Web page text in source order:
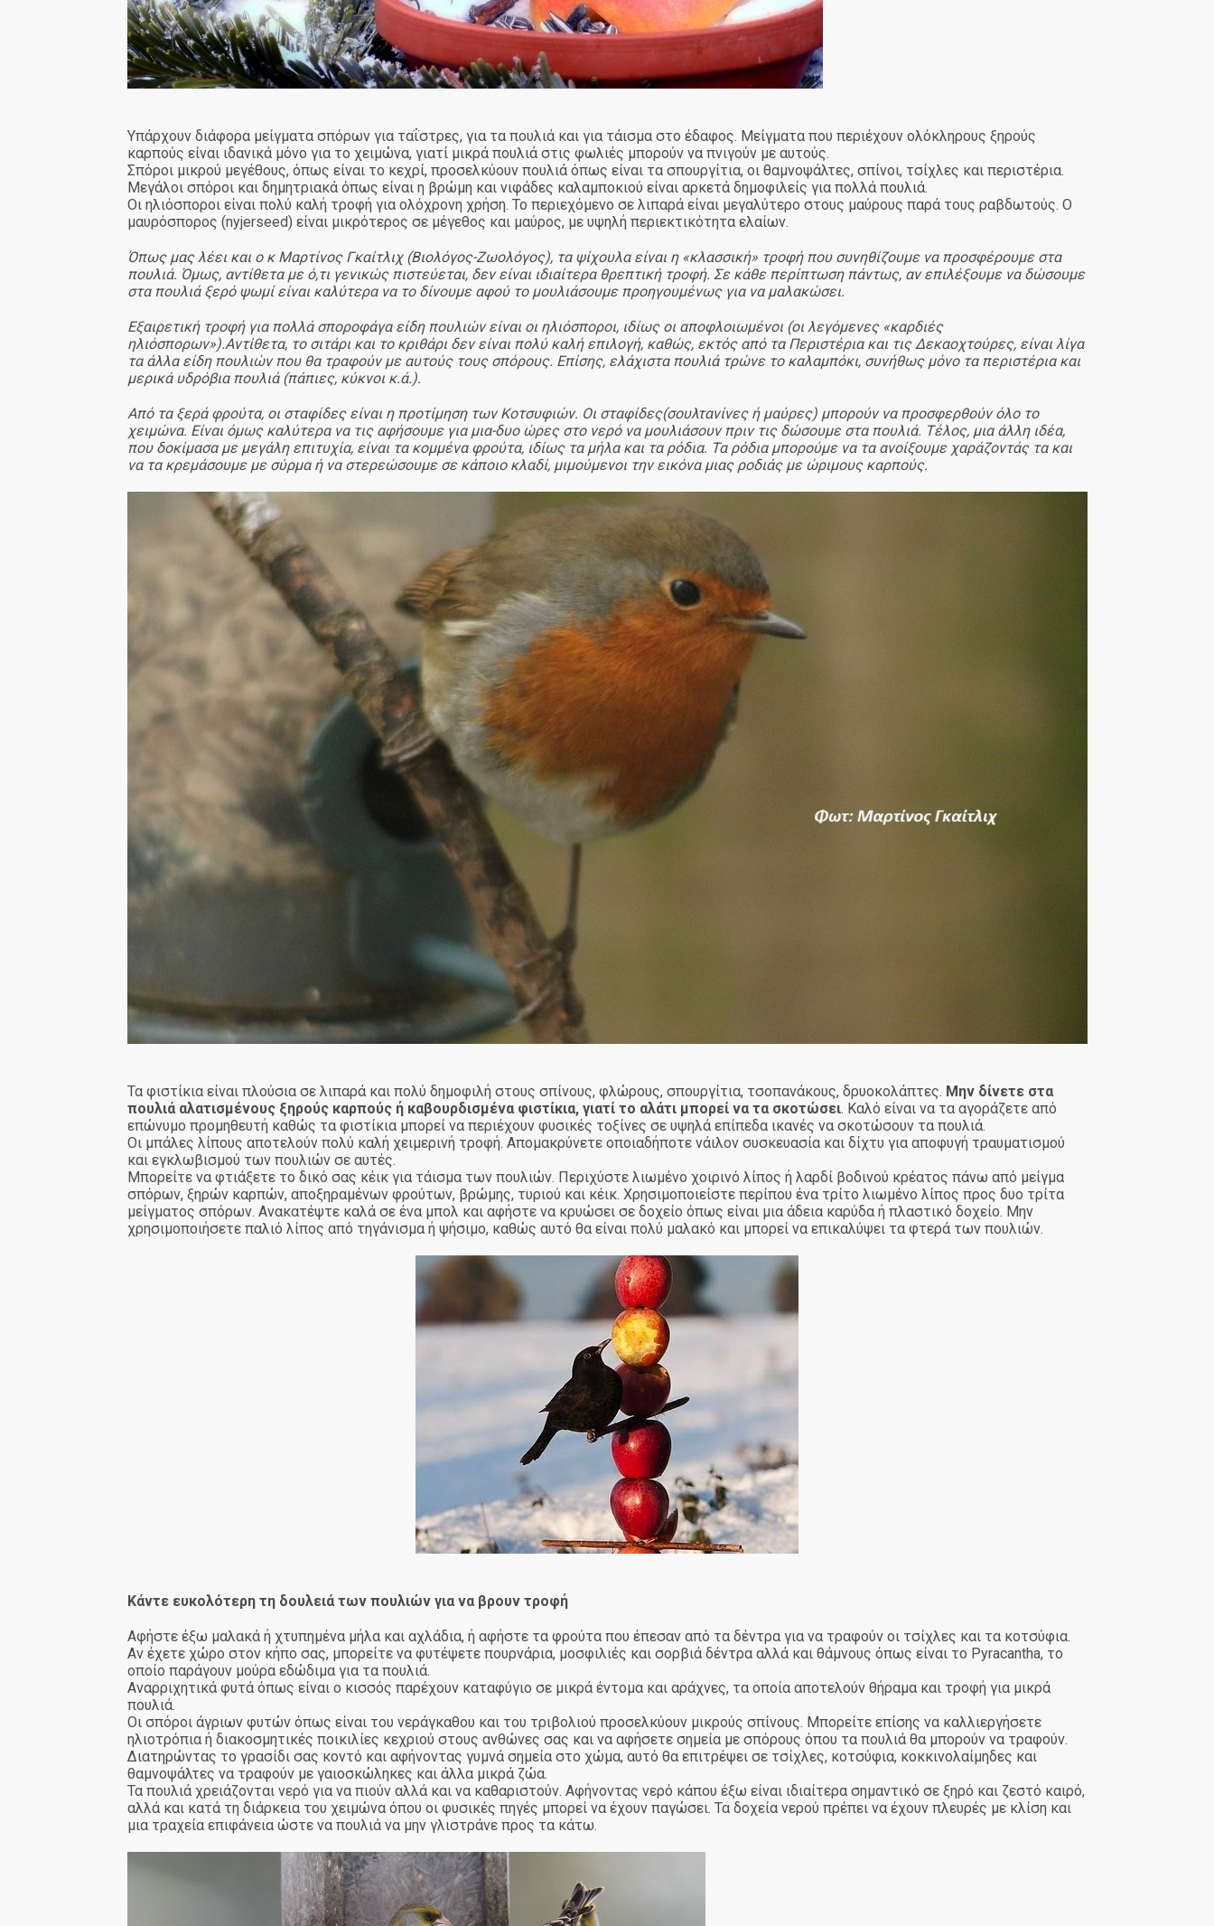
Υπάρχουν διάφορα μείγματα σπόρων για ταΐστρες, για τα πουλιά και για τάισμα στο έδαφος. Μείγματα που περιέχουν ολόκληρους ξηρούς
καρπούς είναι ιδανικά μόνο για το χειμώνα, γιατί μικρά πουλιά στις φωλιές μπορούν να πνιγούν με αυτούς.
Σπόροι μικρού μεγέθους, όπως είναι το κεχρί, προσελκύουν πουλιά όπως είναι τα σπουργίτια, οι θαμνοψάλτες, σπίνοι, τσίχλες και περιστέρια.
Μεγάλοι σπόροι και δημητριακά όπως είναι η βρώμη και νιφάδες καλαμποκιού είναι αρκετά δημοφιλείς για πολλά πουλιά.
Οι ηλιόσποροι είναι πολύ καλή τροφή για ολόχρονη χρήση. Το περιεχόμενο σε λιπαρά είναι μεγαλύτερο στους μαύρους παρά τους ραβδωτούς. Ο
μαυρόσπορος (nyjerseed) είναι μικρότερος σε μέγεθος και μαύρος, με υψηλή περιεκτικότητα ελαίων.
Όπως μας λέει και ο κ Μαρτίνος Γκαίτλιχ (Βιολόγος-Ζωολόγος), τα ψίχουλα είναι η «κλασσική» τροφή που συνηθίζουμε να προσφέρουμε στα
πουλιά. Όμως, αντίθετα με ό,τι γενικώς πιστεύεται, δεν είναι ιδιαίτερα θρεπτική τροφή. Σε κάθε περίπτωση πάντως, αν επιλέξουμε να δώσουμε
στα πουλιά ξερό ψωμί είναι καλύτερα να το δίνουμε αφού το μουλιάσουμε προηγουμένως για να μαλακώσει.
Εξαιρετική τροφή για πολλά σποροφάγα είδη πουλιών είναι οι ηλιόσποροι, ιδίως οι αποφλοιωμένοι (οι λεγόμενες «καρδιές
ηλιόσπορων»).Αντίθετα, το σιτάρι και το κριθάρι δεν είναι πολύ καλή επιλογή, καθώς, εκτός από τα Περιστέρια και τις Δεκαοχτούρες, είναι λίγα
τα άλλα είδη πουλιών που θα τραφούν με αυτούς τους σπόρους. Επίσης, ελάχιστα πουλιά τρώνε το καλαμπόκι, συνήθως μόνο τα περιστέρια και
μερικά υδρόβια πουλιά (πάπιες, κύκνοι κ.ά.).
Από τα ξερά φρούτα, οι σταφίδες είναι η προτίμηση των Κοτσυφιών. Οι σταφίδες(σουλτανίνες ή μαύρες) μπορούν να προσφερθούν όλο το
χειμώνα. Είναι όμως καλύτερα να τις αφήσουμε για μια-δυο ώρες στο νερό να μουλιάσουν πριν τις δώσουμε στα πουλιά. Τέλος, μια άλλη ιδέα,
που δοκίμασα με μεγάλη επιτυχία, είναι τα κομμένα φρούτα, ιδίως τα μήλα και τα ρόδια. Τα ρόδια μπορούμε να τα ανοίξουμε χαράζοντάς τα και
να τα κρεμάσουμε με σύρμα ή να στερεώσουμε σε κάποιο κλαδί, μιμούμενοι την εικόνα μιας ροδιάς με ώριμους καρπούς.
Τα φιστίκια είναι πλούσια σε λιπαρά και πολύ δημοφιλή στους σπίνους, φλώρους, σπουργίτια, τσοπανάκους, δρυοκολάπτες. Μην δίνετε στα
πουλιά αλατισμένους ξηρούς καρπούς ή καβουρδισμένα φιστίκια, γιατί το αλάτι μπορεί να τα σκοτώσει. Καλό είναι να τα αγοράζετε από
επώνυμο προμηθευτή καθώς τα φιστίκια μπορεί να περιέχουν φυσικές τοξίνες σε υψηλά επίπεδα ικανές να σκοτώσουν τα πουλιά.
Οι μπάλες λίπους αποτελούν πολύ καλή χειμερινή τροφή. Απομακρύνετε οποιαδήποτε νάιλον συσκευασία και δίχτυ για αποφυγή τραυματισμού
και εγκλωβισμού των πουλιών σε αυτές.
Μπορείτε να φτιάξετε το δικό σας κέικ για τάισμα των πουλιών. Περιχύστε λιωμένο χοιρινό λίπος ή λαρδί βοδινού κρέατος πάνω από μείγμα
σπόρων, ξηρών καρπών, αποξηραμένων φρούτων, βρώμης, τυριού και κέικ. Χρησιμοποιείστε περίπου ένα τρίτο λιωμένο λίπος προς δυο τρίτα
μείγματος σπόρων. Ανακατέψτε καλά σε ένα μπολ και αφήστε να κρυώσει σε δοχείο όπως είναι μια άδεια καρύδα ή πλαστικό δοχείο. Μην
χρησιμοποιήσετε παλιό λίπος από τηγάνισμα ή ψήσιμο, καθώς αυτό θα είναι πολύ μαλακό και μπορεί να επικαλύψει τα φτερά των πουλιών.
Κάντε ευκολότερη τη δουλειά των πουλιών για να βρουν τροφή
Αφήστε έξω μαλακά ή χτυπημένα μήλα και αχλάδια, ή αφήστε τα φρούτα που έπεσαν από τα δέντρα για να τραφούν οι τσίχλες και τα κοτσύφια.
Αν έχετε χώρο στον κήπο σας, μπορείτε να φυτέψετε πουρνάρια, μοσφιλιές και σορβιά δέντρα αλλά και θάμνους όπως είναι το Pyracantha, το
οποίο παράγουν μούρα εδώδιμα για τα πουλιά.
Αναρριχητικά φυτά όπως είναι ο κισσός παρέχουν καταφύγιο σε μικρά έντομα και αράχνες, τα οποία αποτελούν θήραμα και τροφή για μικρά
πουλιά.
Οι σπόροι άγριων φυτών όπως είναι του νεράγκαθου και του τριβολιού προσελκύουν μικρούς σπίνους. Μπορείτε επίσης να καλλιεργήσετε
ηλιοτρόπια ή διακοσμητικές ποικιλίες κεχριού στους ανθώνες σας και να αφήσετε σημεία με σπόρους όπου τα πουλιά θα μπορούν να τραφούν.
Διατηρώντας το γρασίδι σας κοντό και αφήνοντας γυμνά σημεία στο χώμα, αυτό θα επιτρέψει σε τσίχλες, κοτσύφια, κοκκινολαίμηδες και
θαμνοψάλτες να τραφούν με γαιοσκώληκες και άλλα μικρά ζώα.
Τα πουλιά χρειάζονται νερό για να πιούν αλλά και να καθαριστούν. Αφήνοντας νερό κάπου έξω είναι ιδιαίτερα σημαντικό σε ξηρό και ζεστό καιρό,
αλλά και κατά τη διάρκεια του χειμώνα όπου οι φυσικές πηγές μπορεί να έχουν παγώσει. Τα δοχεία νερού πρέπει να έχουν πλευρές με κλίση και
μια τραχεία επιφάνεια ώστε να πουλιά να μην γλιστράνε προς τα κάτω.